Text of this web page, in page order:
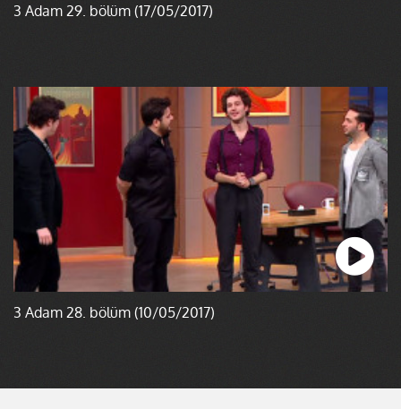
3 Adam 29. bölüm (17/05/2017)
3 Adam 28. bölüm (10/05/2017)